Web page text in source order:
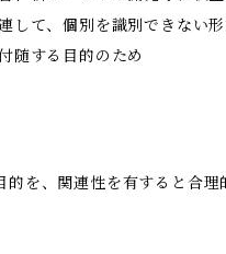
して、個別を識別できない
随する目的のため
を、関連性を有すると合